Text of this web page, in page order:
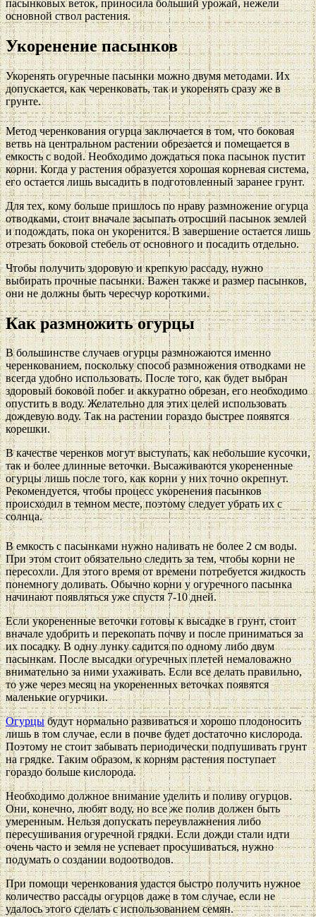
пасынковых веток, приносила больший урожай, нежели
основной ствол растения.
Укоренение пасынков
Укоренять огуречные пасынки можно двумя методами. Их
допускается, как черенковать, так и укоренять сразу же в
грунте.
Метод черенкования огурца заключается в том, что боковая
ветвь на центральном растении обрезается и помещается в
емкость с водой. Необходимо дождаться пока пасынок пустит
корни. Когда у растения образуется хорошая корневая система,
его остается лишь высадить в подготовленный заранее грунт.
Для тех, кому больше пришлось по нраву размножение огурца
отводками, стоит вначале засыпать отросший пасынок землей
и подождать, пока он укоренится. В завершение остается лишь
отрезать боковой стебель от основного и посадить отдельно.
Чтобы получить здоровую и крепкую рассаду, нужно
выбирать прочные пасынки. Важен также и размер пасынков,
они не должны быть чересчур короткими.
Как размножить огурцы
В большинстве случаев огурцы размножаются именно
черенкованием, поскольку способ размножения отводками не
всегда удобно использовать. После того, как будет выбран
здоровый боковой побег и аккуратно обрезан, его необходимо
опустить в воду. Желательно для этих целей использовать
дождевую воду. Так на растении гораздо быстрее появятся
корешки.
В качестве черенков могут выступать, как небольшие кусочки,
так и более длинные веточки. Высаживаются укорененные
огурцы лишь после того, как корни у них точно окрепнут.
Рекомендуется, чтобы процесс укоренения пасынков
происходил в темном месте, поэтому следует убрать их с
солнца.
В емкость с пасынками нужно наливать не более 2 см воды.
При этом стоит обязательно следить за тем, чтобы корни не
пересохли. Для этого время от времени потребуется жидкость
понемногу доливать. Обычно корни у огуречного пасынка
начинают появляться уже спустя 7-10 дней.
Если укорененные веточки готовы к высадке в грунт, стоит
вначале удобрить и перекопать почву и после приниматься за
их посадку. В одну лунку садится по одному либо двум
пасынкам. После высадки огуречных плетей немаловажно
внимательно за ними ухаживать. Если все делать правильно,
то уже через месяц на укорененных веточках появятся
маленькие огурчики.
Огурцыбудут нормально развиваться и хорошо плодоносить
лишь в том случае, если в почве будет достаточно кислорода.
Поэтому не стоит забывать периодически подпушивать грунт
на грядке. Таким образом, к корням растения поступает
гораздо больше кислорода.
Необходимо должное внимание уделить и поливу огурцов.
Они, конечно, любят воду, но все же полив должен быть
умеренным. Нельзя допускать переувлажнения либо
пересушивания огуречной грядки. Если дожди стали идти
очень часто и земля не успевает просушиваться, нужно
подумать о создании водоотводов.
При помощи черенкования удастся быстро получить нужное
количество рассады огурцов даже в том случае, если не
удалось этого сделать с использованием семян.